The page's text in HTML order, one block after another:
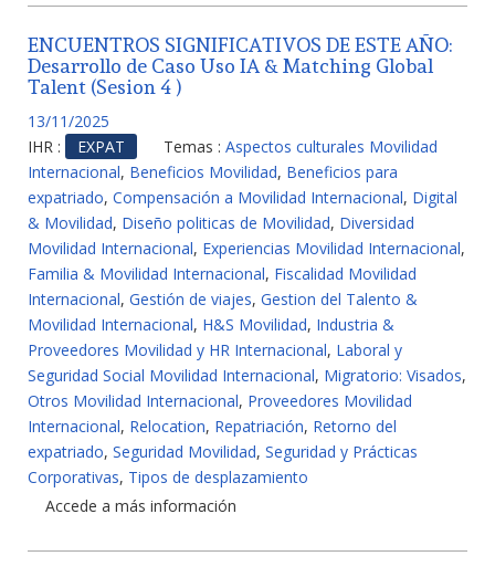
ENCUENTROS SIGNIFICATIVOS DE ESTE AÑO:
Desarrollo de Caso Uso IA & Matching Global
Talent (Sesion 4 )
13/11/2025
IHR :
EXPAT Temas : Aspectos culturales Movilidad
Internacional, Beneficios Movilidad, Beneficios para
expatriado, Compensación a Movilidad Internacional, Digital
& Movilidad, Diseño politicas de Movilidad, Diversidad
Movilidad Internacional, Experiencias Movilidad Internacional,
Familia & Movilidad Internacional, Fiscalidad Movilidad
Internacional, Gestión de viajes, Gestion del Talento &
Movilidad Internacional, H&S Movilidad, Industria &
Proveedores Movilidad y HR Internacional, Laboral y
Seguridad Social Movilidad Internacional, Migratorio: Visados,
Otros Movilidad Internacional, Proveedores Movilidad
Internacional, Relocation, Repatriación, Retorno del
expatriado, Seguridad Movilidad, Seguridad y Prácticas
Corporativas, Tipos de desplazamiento
Accede a más información